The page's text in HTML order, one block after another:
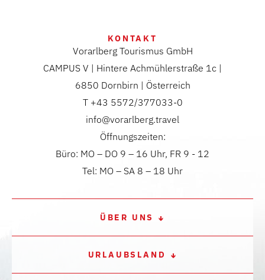
KONTAKT
Vorarlberg Tourismus GmbH
CAMPUS V | Hintere Achmühlerstraße 1c |
6850 Dornbirn | Österreich
T +43 5572/377033-0
info@vorarlberg.travel
Öffnungszeiten:
Büro: MO – DO 9 – 16 Uhr, FR 9 - 12
Tel: MO – SA 8 – 18 Uhr
ÜBER UNS
URLAUBSLAND